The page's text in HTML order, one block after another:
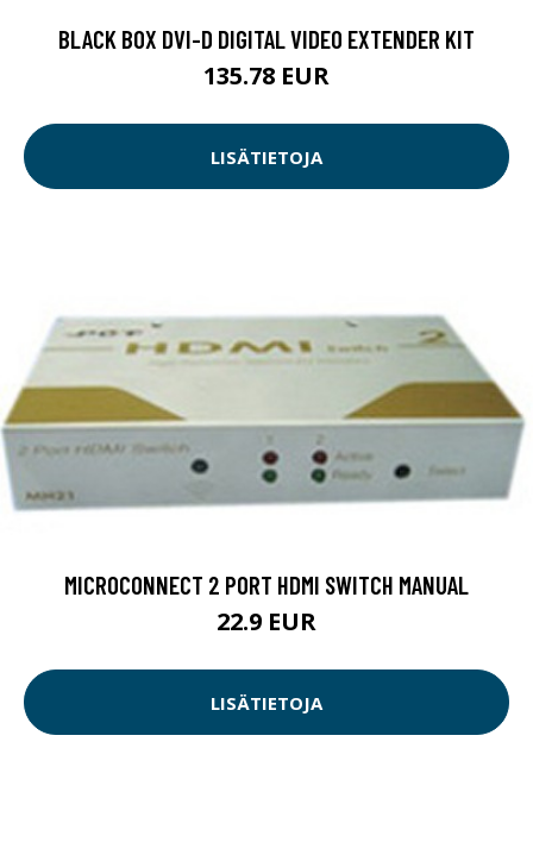
BLACK BOX DVI-D DIGITAL VIDEO EXTENDER KIT
135.78 EUR
LISÄTIETOJA
MICROCONNECT 2 PORT HDMI SWITCH MANUAL
22.9 EUR
LISÄTIETOJA